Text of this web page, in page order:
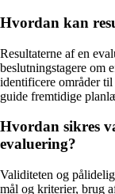
Hvordan kan
Resultaterne af en
beslutningstagere om
identificere områder
guide fremtidige
Hvordan sikres
evaluering?
Validiteten og
mål og kriterier, brug